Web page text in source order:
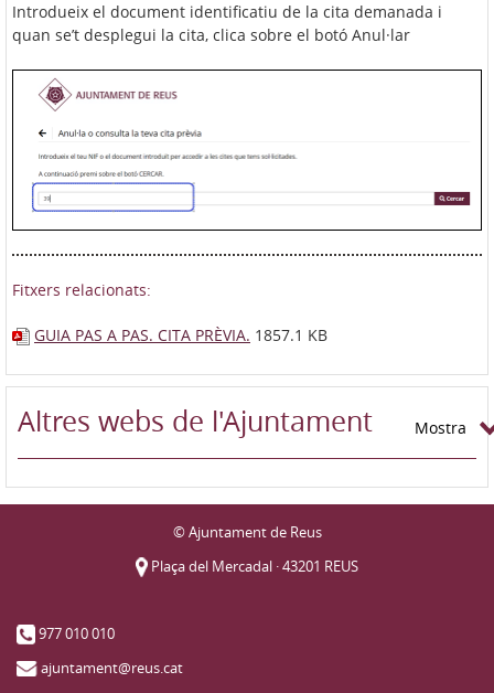
Introdueix el document identificatiu de la cita demanada i
quan se’t desplegui la cita, clica sobre el botó Anul·lar
Fitxers relacionats:
GUIA PAS A PAS. CITA PRÈVIA. 1857.1 KB
Altres webs de l'Ajuntament Mostra
© Ajuntament de Reus
Plaça del Mercadal · 43201 REUS
977 010 010
ajuntament@reus.cat